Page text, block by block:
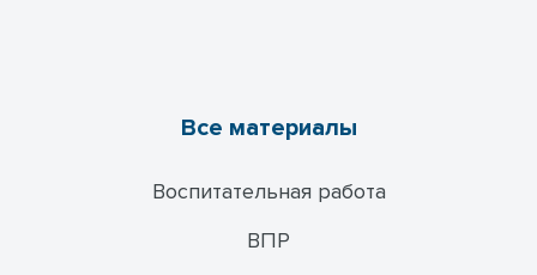
Все материалы
Воспитательная работа
ВПР